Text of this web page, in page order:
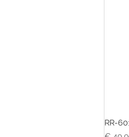
RR-